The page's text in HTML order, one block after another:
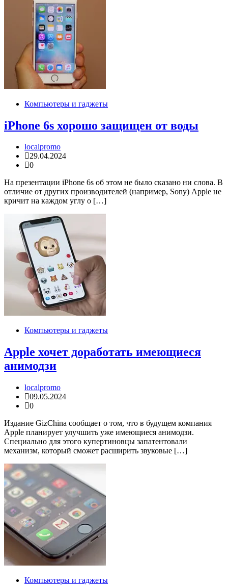
Компьютеры и гаджеты
iPhone 6s хорошо защищен от воды
localpromo
29.04.2024
0
На презентации iPhone 6s об этом не было сказано ни слова. В
отличие от других производителей (например, Sony) Apple не
кричит на каждом углу о […]
Компьютеры и гаджеты
Apple хочет доработать имеющиеся
анимодзи
localpromo
09.05.2024
0
Издание GizChina сообщает о том, что в будущем компания
Apple планирует улучшить уже имеющиеся анимодзи.
Специально для этого купертиновцы запатентовали
механизм, который сможет расширить звуковые […]
Компьютеры и гаджеты